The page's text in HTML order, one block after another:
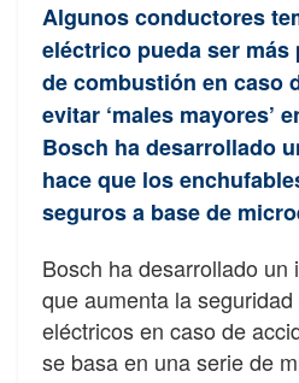
Algunos conductores
eléctrico pueda ser
de combustión en caso
evitar ‘males mayores’
Bosch ha desarrollado
hace que los
seguros a base de
Bosch ha desarrollado un
que aumenta la
eléctricos en caso de
se basa en una serie de